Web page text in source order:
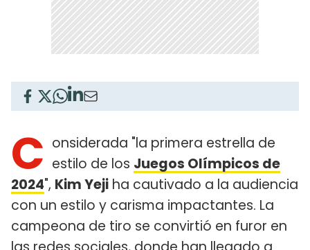
C onsiderada "la primera estrella de
estilo de los Juegos Olímpicos de
2024", Kim Yeji ha cautivado a la audiencia
con un estilo y carisma impactantes. La
campeona de tiro se convirtió en furor en